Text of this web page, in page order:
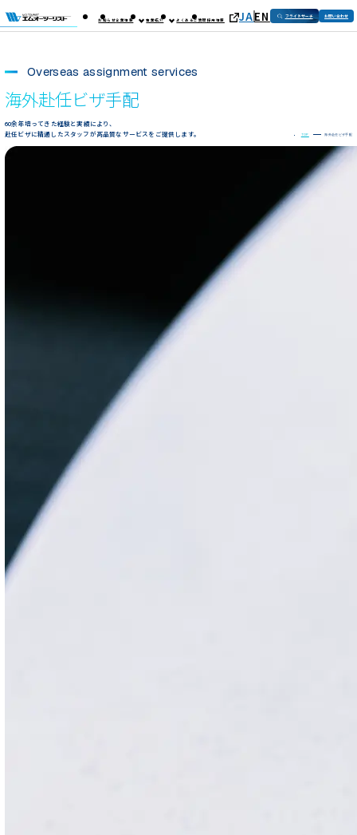
お知らせ企業情報 事業紹介 よくあるご質問採用情報 JAEN フライトサーチ お問い合わせ
Overseas assignment services
海外赴任ビザ手配
60余年培ってきた経験と実績により、
赴任ビザに精通したスタッフが高品質なサービスをご提供します。 TOP 海外赴任ビザ手配